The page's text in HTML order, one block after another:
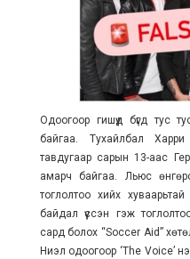
Одоогоор гишүүд бүгд тус
байгаа. Тухайлбал
тавдугаар сарын 13-аас
амарч байгаа. Льюс
тоглолтоо хийх
байдал үүссэн гэж
сард болох “Soccer Aid”
Ниэл одоогоор ‘The Voice’